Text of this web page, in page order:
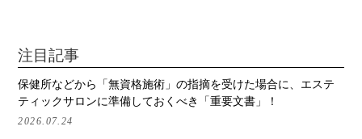
注目記事
保健所などから「無資格施術」の指摘を受けた場合に、エステ
ティックサロンに準備しておくべき「重要文書」！
2026.07.24